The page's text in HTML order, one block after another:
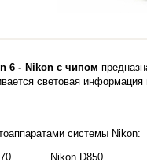
6 - Nikon с чипом
световая
системы Nikon:
Nikon D850